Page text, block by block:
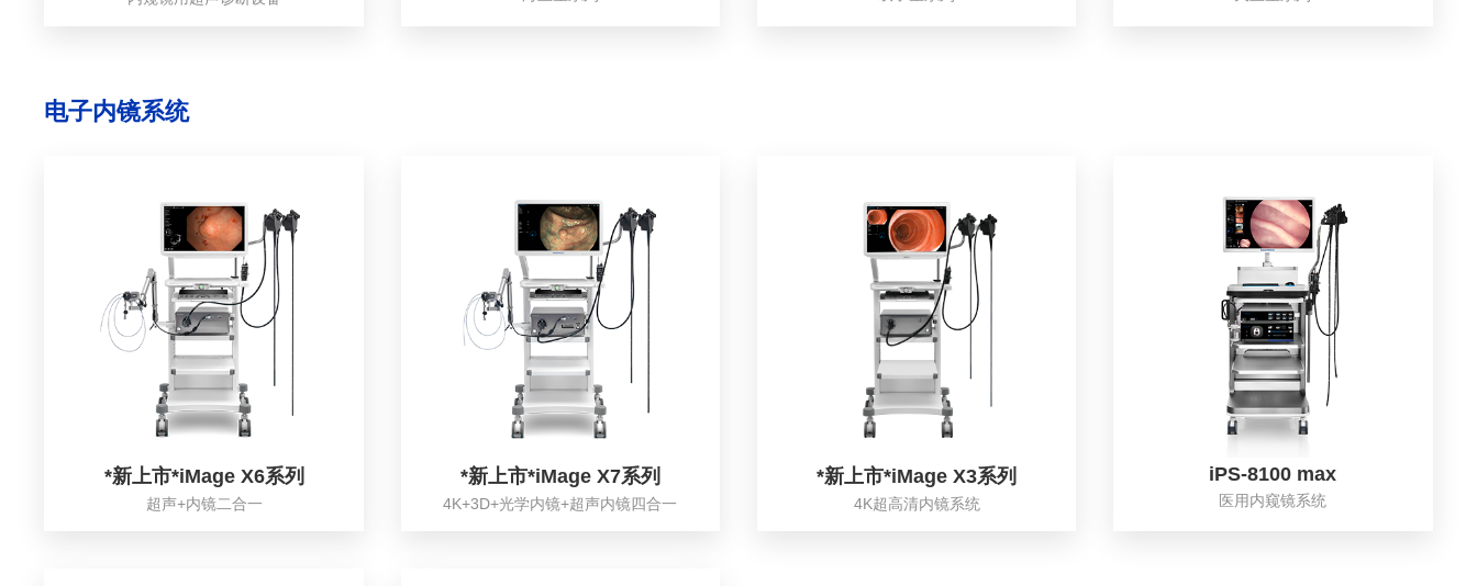
电子内镜系统
*新上市*iMage X6系列
超声+内镜二合一
*新上市*iMage X7系列
4K+3D+光学内镜+超声内镜四合一
*新上市*iMage X3系列
4K超高清内镜系统
iPS-8100 max
医用内窥镜系统